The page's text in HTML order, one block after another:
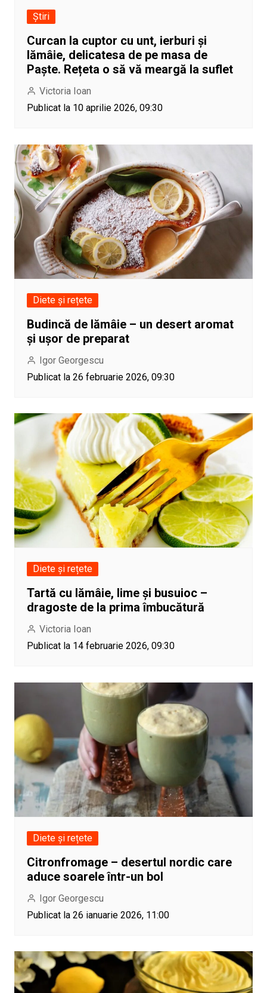
Știri
Curcan la cuptor cu unt, ierburi și
lămâie, delicatesa de pe masa de
Paște. Rețeta o să vă meargă la suflet
Victoria Ioan
Publicat la 10 aprilie 2026, 09:30
Diete și rețete
Budincă de lămâie – un desert aromat
și ușor de preparat
Igor Georgescu
Publicat la 26 februarie 2026, 09:30
Diete și rețete
Tartă cu lămâie, lime și busuioc –
dragoste de la prima îmbucătură
Victoria Ioan
Publicat la 14 februarie 2026, 09:30
Diete și rețete
Citronfromage – desertul nordic care
aduce soarele într-un bol
Igor Georgescu
Publicat la 26 ianuarie 2026, 11:00